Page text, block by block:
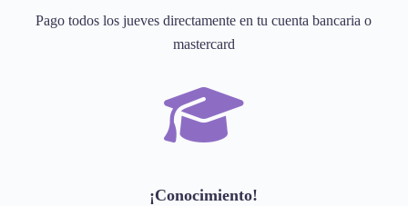
Pago todos los jueves directamente en tu cuenta bancaria o
mastercard
¡Conocimiento!